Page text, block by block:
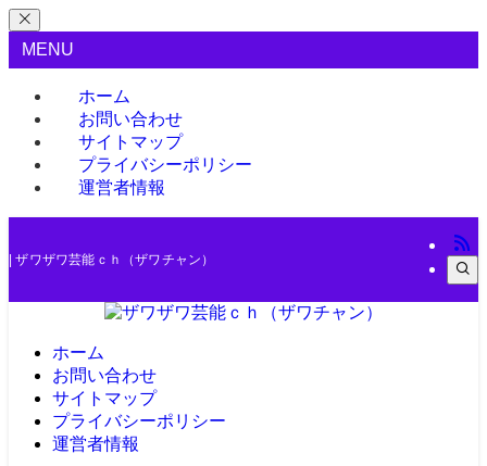
MENU
ホーム
お問い合わせ
サイトマップ
プライバシーポリシー
運営者情報
| ザワザワ芸能ｃｈ（ザワチャン）
ホーム
お問い合わせ
サイトマップ
プライバシーポリシー
運営者情報